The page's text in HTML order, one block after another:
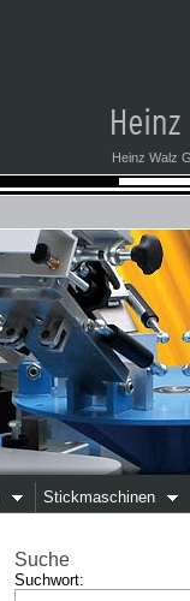
Stickmaschinen
Heinz Walz
Suche
Suchwort: